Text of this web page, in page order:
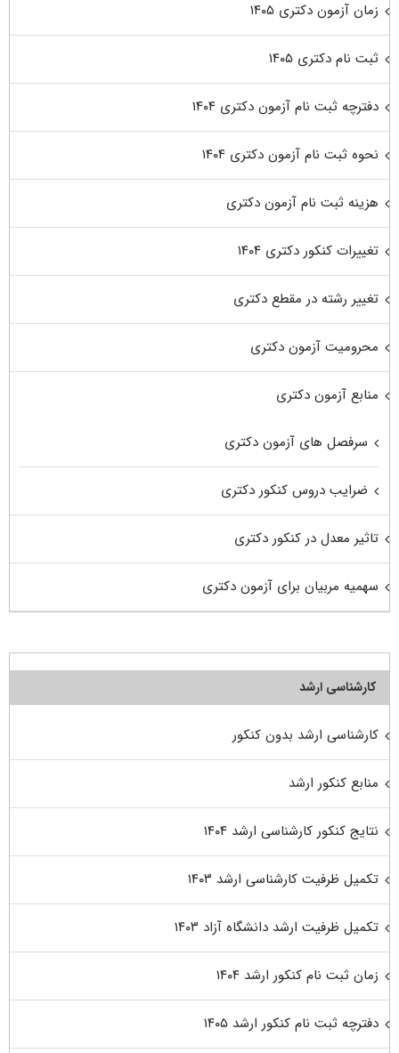
زمان آزمون دکتری ۱۴۰۵
ثبت نام دکتری ۱۴۰۵
دفترچه ثبت نام آزمون دکتری ۱۴۰۴
نحوه ثبت نام آزمون دکتری ۱۴۰۴
هزینه ثبت نام آزمون دکتری
تغییرات کنکور دکتری ۱۴۰۴
تغییر رشته در مقطع دکتری
محرومیت آزمون دکتری
منابع آزمون دکتری
سرفصل های آزمون دکتری
ضرایب دروس کنکور دکتری
تاثیر معدل در کنکور دکتری
سهمیه مربیان برای آزمون دکتری
کارشناسی ارشد
کارشناسی ارشد بدون کنکور
منابع کنکور ارشد
نتایج کنکور کارشناسی ارشد ۱۴۰۴
تکمیل ظرفیت کارشناسی ارشد ۱۴۰۳
تکمیل ظرفیت ارشد دانشگاه آزاد ۱۴۰۳
زمان ثبت نام کنکور ارشد ۱۴۰۴
دفترچه ثبت نام کنکور ارشد ۱۴۰۵